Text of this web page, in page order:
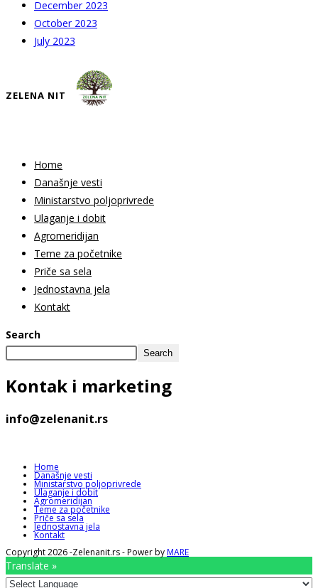
December 2023
October 2023
July 2023
ZELENA NIT
Home
Današnje vesti
Ministarstvo poljoprivrede
Ulaganje i dobit
Agromeridijan
Teme za početnike
Priče sa sela
Jednostavna jela
Kontakt
Search
Search
Kontak i marketing
info@zelenanit.rs
Home
Današnje vesti
Ministarstvo poljoprivrede
Ulaganje i dobit
Agromeridijan
Teme za početnike
Priče sa sela
Jednostavna jela
Kontakt
Copyright 2026 -Zelenanit.rs - Power byMARE
Translate »